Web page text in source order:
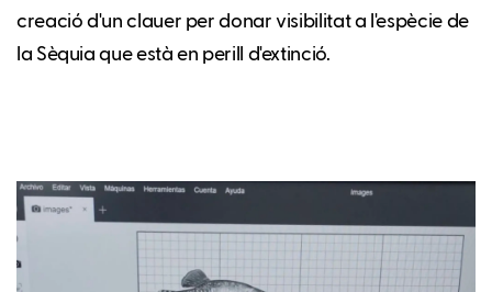
creació d'un clauer per donar visibilitat a l'espècie de
la Sèquia que està en perill d'extinció.